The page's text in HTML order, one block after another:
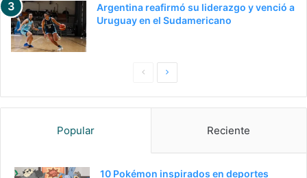
Argentina reafirmó su liderazgo y venció a
Uruguay en el Sudamericano
PaginaSiguiente
Popular Reciente
10 Pokémon inspirados en deportes